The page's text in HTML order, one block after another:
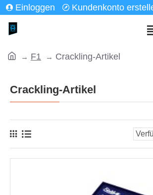
Einloggen Kundenkonto
F1 Crackling-Artikel
Crackling-Artikel